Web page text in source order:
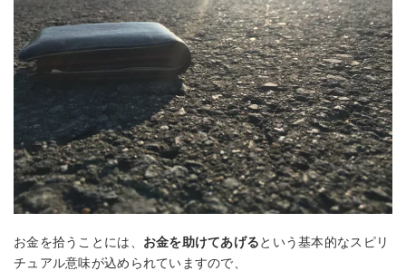
お金を拾うことには、 お金を助けてあげるという基本的なスピリ
チュアル意味が込められていますので、